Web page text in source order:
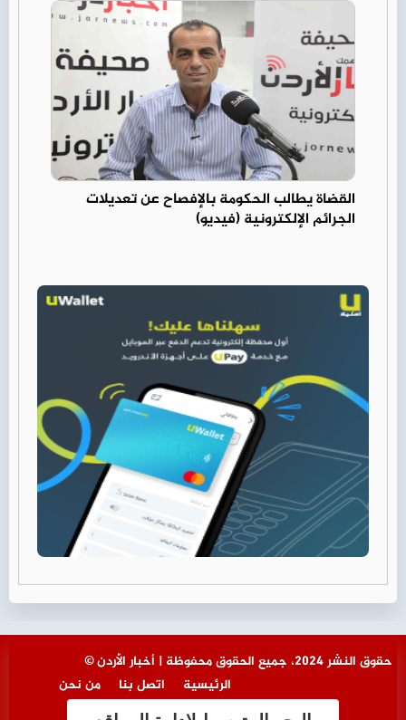
القضاة يطالب الحكومة بالإفصاح عن تعديلات
الجرائم الإلكترونية (فيديو)
© حقوق النشر 2024، جميع الحقوق محفوظة | أخبار الأردن
من نحن
اتصل بنا الرئيسية